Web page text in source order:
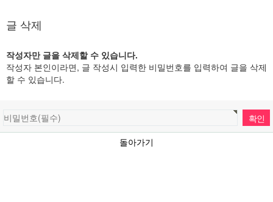
글 삭제
작성자만 글을 삭제할 수 있습니다.
작성자 본인이라면, 글 작성시 입력한 비밀번호를 입력하여 글을 삭제
할 수 있습니다.
돌아가기